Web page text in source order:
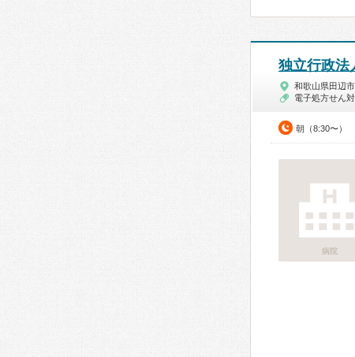
独立行政法
和歌山県田辺
電子処方せん
朝（8:30〜）
病院